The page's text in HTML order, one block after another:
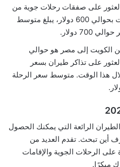
على صفقات رحلات جوية من
الكويت إلى مصر خلال هذا الوقت بحوالي 600 دولار، يبلغ متوسط ​​
دولار.
الكويت إلى مصر هو حوالي
على تذاكر طيران بسعر
370 دولارًا خلال هذا الوقت. متوسط ​​سعر الرحلة
الرائعة التي يمكنك الحصول
إذا كنت تعرف أين تبحث. تقدم العديد من
الرحلات الجوية والإقامات
مبكرًا.